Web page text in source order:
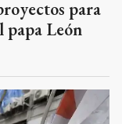
para
papa León